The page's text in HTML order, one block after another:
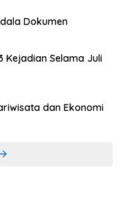
Dokumen
Kejadian Selama Juli
dan Ekonomi